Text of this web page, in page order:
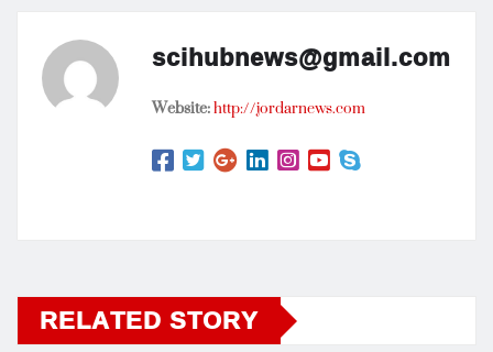
scihubnews@gmail.com
Website:http://jordarnews.com
RELATED STORY